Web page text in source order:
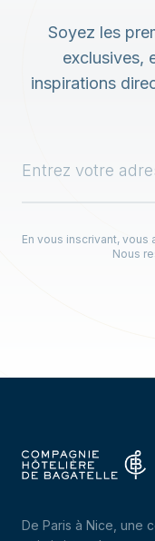
Soyez les
exclusives,
inspirations
En vous inscrivant, vous
Nous
De Paris à Nice, une